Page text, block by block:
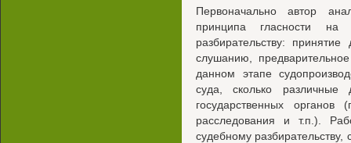
Первоначально автор
принципа гласности на
разбирательству:
слушанию,
данном этапе
суда, сколько
государственных органов
расследования и т.п.).
судебному